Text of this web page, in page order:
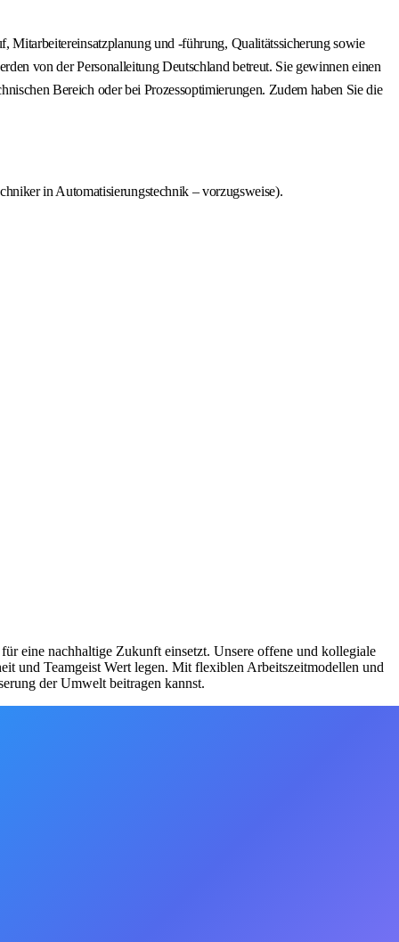
Mitarbeitereinsatzplanung und -führung, Qualitätssicherung sowie
von der Personalleitung Deutschland betreut. Sie gewinnen einen
Bereich oder bei Prozessoptimierungen. Zudem haben Sie die
in Automatisierungstechnik – vorzugsweise).
eine nachhaltige Zukunft einsetzt. Unsere offene und kollegiale
und Teamgeist Wert legen. Mit flexiblen Arbeitszeitmodellen und
der Umwelt beitragen kannst.